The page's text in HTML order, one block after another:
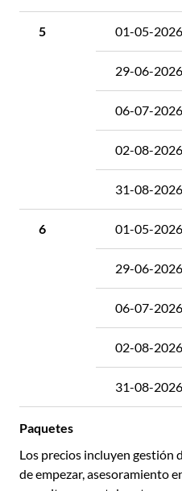
5 01-05-2026
29-06-2026
06-07-2026
02-08-2026
31-08-2026
6 01-05-2026
29-06-2026
06-07-2026
02-08-2026
31-08-2026
Paquetes
Los precios incluyen gestión
de empezar, asesoramiento